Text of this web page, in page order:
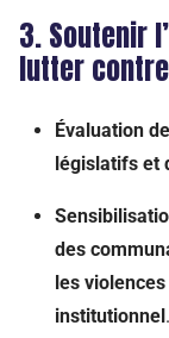
3.Soutenir
lutter
Évaluation
législatifs et
des
les
institutionnel .